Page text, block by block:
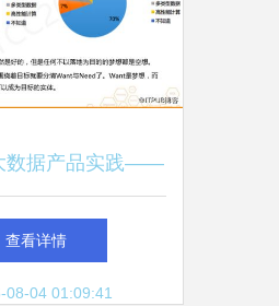
数据产品实践——
据湖与大数据服务
解析
查看详情
08-04 01:09:41